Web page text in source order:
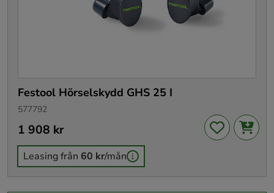
Festool Hörselskydd GHS 25 I
577792
Pris:1 908 kr
1 908 kr
Leasing från 60 kr/mån